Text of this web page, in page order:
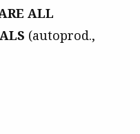
ALL
(autoprod.,